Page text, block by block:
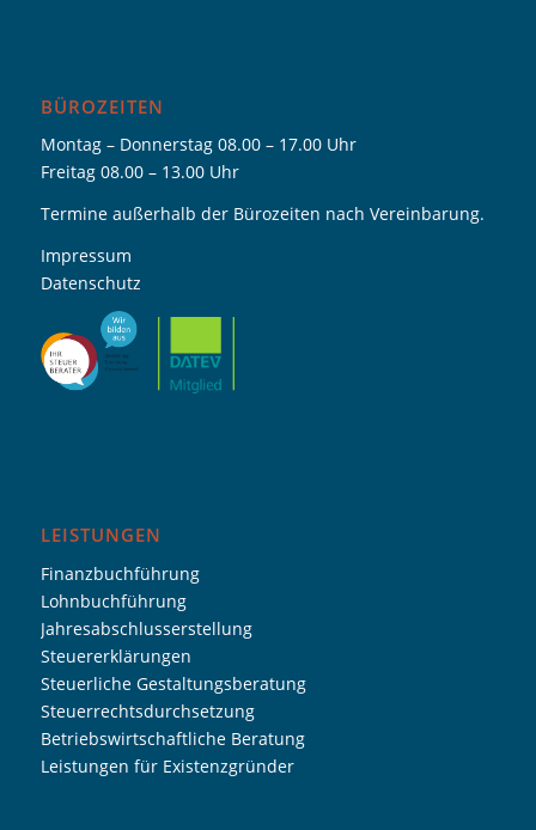
BÜROZEITEN
Montag – Donnerstag 08.00 – 17.00 Uhr
Freitag 08.00 – 13.00 Uhr
Termine außerhalb der Bürozeiten nach Vereinbarung.
Impressum
Datenschutz
LEISTUNGEN
Finanzbuchführung
Lohnbuchführung
Jahresabschlusserstellung
Steuererklärungen
Steuerliche Gestaltungsberatung
Steuerrechtsdurchsetzung
Betriebswirtschaftliche Beratung
Leistungen für Existenzgründer